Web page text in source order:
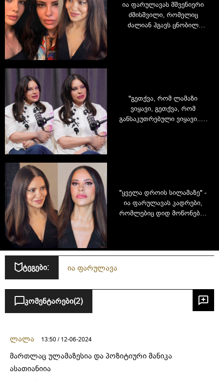
ია ფარულავას მშვენიერი
ძმისშვილი, რომელიც
ძალიან ჰგავს ცნობილ
"გეთქვა, რომ ლამაზი
ვიყავი, გეთქვა, რომ
განსაკუთრებული ვიყავი... -
"ყველა დროის სილამაზე" -
ია ფარულავას კადრები,
რომლებიც დიდ მოწონებას
ტეგები: ია ფარულავა
კომენტარები(2)
ლალა 13:50 / 12-06-2024
მართლაც ულამაზესია და პოზიტიური მანიკა
ასათიანიია